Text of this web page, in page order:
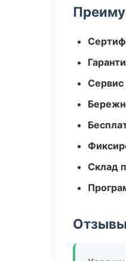
Сервис
Склад